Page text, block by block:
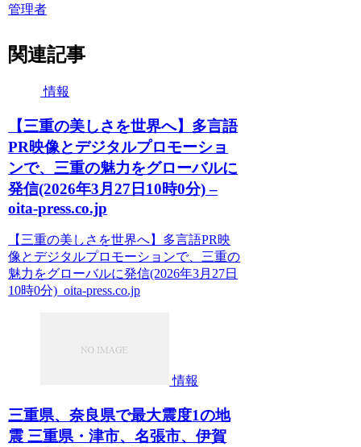
管理者
関連記事
情報
【三重の美しさを世界へ】多言語
PR映像とデジタルプロモーショ
ンで、三重の魅力をグローバルに
発信(2026年3月27日10時0分) –
oita-press.co.jp
【三重の美しさを世界へ】多言語PR映
像とデジタルプロモーションで、三重の
魅力をグローバルに発信(2026年3月27日
10時0分) oita-press.co.jp
情報
三重県、奈良県で最大震度1の地
震 三重県・津市、名張市、伊賀